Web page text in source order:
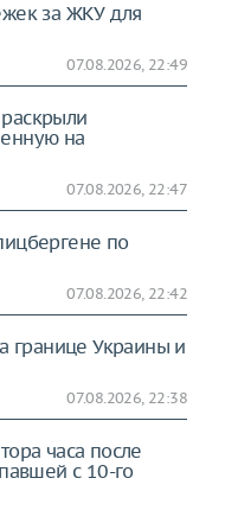
за ЖКУ для
07.08.2026, 22:49
на
07.08.2026, 22:47
по
07.08.2026, 22:42
границе Украины и
07.08.2026, 22:38
часа после
с 10-го